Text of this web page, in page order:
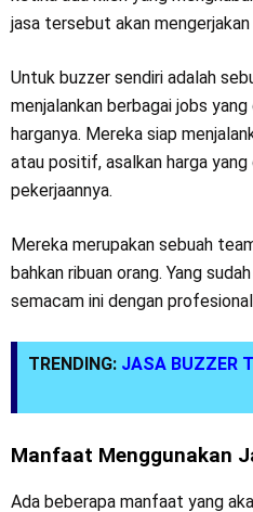
jasa tersebut akan
Untuk buzzer sendiri adalah
menjalankan berbagai jobs
harganya. Mereka siap
atau positif, asalkan harga
pekerjaannya.
Mereka merupakan sebuah
bahkan ribuan orang. Yang
semacam ini dengan
TRENDING: JASA BUZZER
Manfaat Menggunakan
Ada beberapa manfaat yang